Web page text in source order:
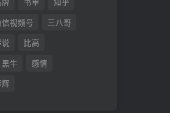
视频号
三八哥
比高
黑牛
感情